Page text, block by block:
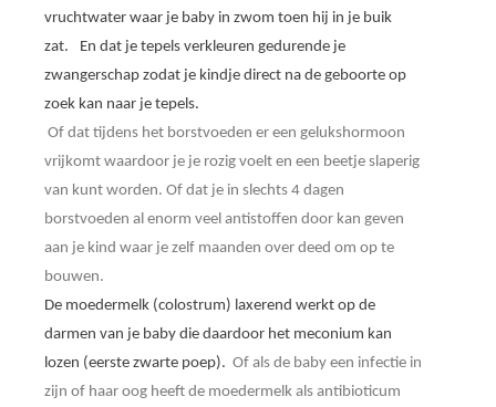
vruchtwater waar je baby in zwom toen hij in je buik
zat.
En dat je tepels verkleuren gedurende je
zwangerschap zodat je kindje direct na de geboorte op
zoek kan naar je tepels.
Of dat tijdens het borstvoeden er een gelukshormoon
vrijkomt waardoor je je rozig voelt en een beetje slaperig
van kunt worden. Of dat je in slechts 4 dagen
borstvoeden al enorm veel antistoffen door kan geven
aan je kind waar je zelf maanden over deed om op te
bouwen.
De moedermelk (colostrum) laxerend werkt op de
darmen van je baby die daardoor het meconium kan
lozen (eerste zwarte poep). Of als de baby een infectie in
zijn of haar oog heeft de moedermelk als antibioticum